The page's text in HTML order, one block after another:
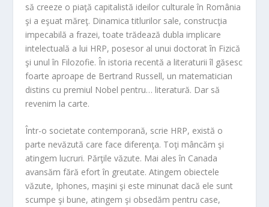
să creeze o piaţă capitalistă ideilor culturale în România
şi a eşuat măreţ. Dinamica titlurilor sale, construcţia
impecabilă a frazei, toate trădează dubla implicare
intelectuală a lui HRP, posesor al unui doctorat în Fizică
şi unul în Filozofie. În istoria recentă a literaturii îl găsesc
foarte aproape de Bertrand Russell, un matematician
distins cu premiul Nobel pentru… literatură. Dar să
revenim la carte.
Într-o societate contemporană, scrie HRP, există o
parte nevăzută care face diferenţa. Toţi mâncăm şi
atingem lucruri. Părţile văzute. Mai ales în Canada
avansăm fără efort în greutate. Atingem obiectele
văzute, Iphones, maşini şi este minunat dacă ele sunt
scumpe şi bune, atingem şi obsedăm pentru case,